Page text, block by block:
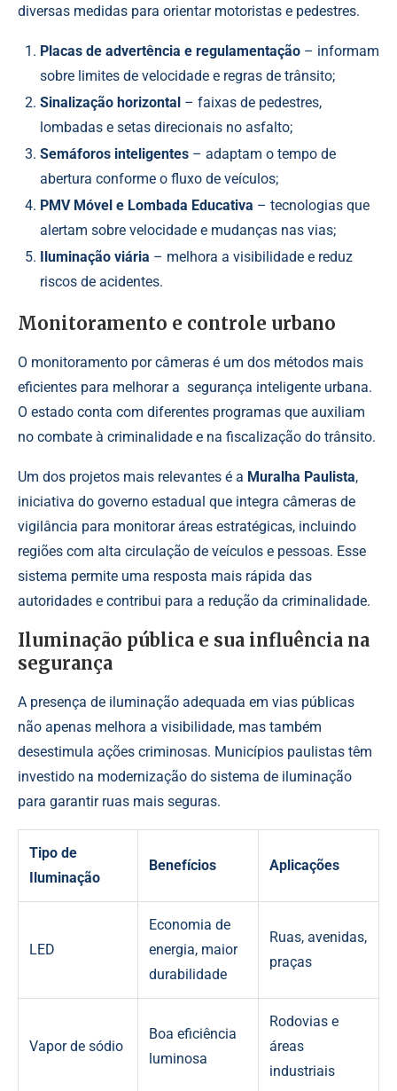
diversas medidas para orientar motoristas e pedestres.
Placas de advertência e regulamentação – informam
sobre limites de velocidade e regras de trânsito;
Sinalização horizontal – faixas de pedestres,
lombadas e setas direcionais no asfalto;
Semáforos inteligentes – adaptam o tempo de
abertura conforme o fluxo de veículos;
PMV Móvel e Lombada Educativa – tecnologias que
alertam sobre velocidade e mudanças nas vias;
Iluminação viária – melhora a visibilidade e reduz
riscos de acidentes.
Monitoramento e controle urbano
O monitoramento por câmeras é um dos métodos mais
eficientes para melhorar a segurança inteligente urbana.
O estado conta com diferentes programas que auxiliam
no combate à criminalidade e na fiscalização do trânsito.
Um dos projetos mais relevantes é a Muralha Paulista,
iniciativa do governo estadual que integra câmeras de
vigilância para monitorar áreas estratégicas, incluindo
regiões com alta circulação de veículos e pessoas. Esse
sistema permite uma resposta mais rápida das
autoridades e contribui para a redução da criminalidade.
Iluminação pública e sua influência na
segurança
A presença de iluminação adequada em vias públicas
não apenas melhora a visibilidade, mas também
desestimula ações criminosas. Municípios paulistas têm
investido na modernização do sistema de iluminação
para garantir ruas mais seguras.
Tipo de
Iluminação
Benefícios Aplicações
LED
Economia de
energia, maior
durabilidade
Ruas, avenidas,
praças
Vapor de sódio
Boa eficiência
luminosa
Rodovias e
áreas
industriais